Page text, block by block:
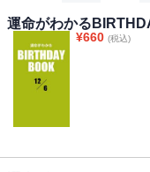
運命がわかる
¥660 (税込)